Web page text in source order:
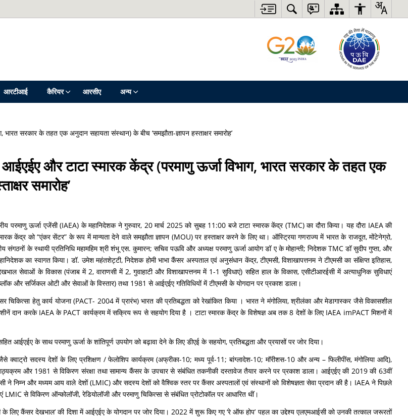
आरटीआई कैरियर आरसीए अन्य
सरकार के तहत एक अनुदान सहायता संस्थान) के बीच ‘समझौता-ज्ञापन हस्ताक्षर समारोह’
और टाटा स्‍मारक केंद्र (परमाणु ऊर्जा विभाग, भारत सरकार के तहत एक
समारोह’
परमाणु ऊर्जा एजेंसी (IAEA) के महानिदेशक ने गुरुवार, 20 मार्च 2025 को सुबह 11:00 बजे टाटा स्‍मारक केंद्र (TMC) का दौरा किया। यह दौरा IAEA की
केंद्र को “एंकर सेंटर” के रूप में मान्यता देने वाले समझौता ज्ञापन (MOU) पर हस्ताक्षर करने के लिए था। ऑस्ट्रिया गणराज्य में भारत के राजदूत, मोंटेनेग्रो,
संगठनों के स्थायी प्रतिनिधि महामहिम श्री शंभू एस. कुमारन; सचिव पऊवि और अध्यक्ष परमाणु ऊर्जा आयोग डॉ ए के मोहान्ती; निदेशक TMC डॉ सुदीप गुप्ता, और
का स्वागत किया। डॉ. उमेश महंतशेट्टी, निदेशक होमी भाभा कैंसर अस्पताल एवं अनुसंधान केंद्र, टीएमसी, विशाखापत्तनम ने टीएमसी का संक्षिप्त इतिहास,
सेवाओं के विकास (पंजाब में 2, वाराणसी में 2, गुवाहाटी और विशाखापत्तनम में 1-1 सुविधाएं) सहित हाल के विकास, एसीटीआरईसी में अत्याधुनिक सुविधाएं
ब्लॉक और सर्जिकल ओटी और सेवाओं के विस्तार) तथा 1981 से आईएईए गतिविधियों में टीएमसी के योगदान पर प्रकाश डाला।
चिकित्‍सा हेतु कार्य योजना (PACT- 2004 में प्रारंभ) भारत की प्रतिबद्धता को रेखांकित किया । भारत ने मंगोलिया, श्रीलंका और मेडागास्कर जैसे विकासशील
मशीनें दान करके IAEA के PACT कार्यक्रम में सक्रिय रूप से सहयोग दिया है । टाटा स्‍मारक केंद्र के विशेषज्ञ अब तक 8 देशों के लिए IAEA imPACT मिशनों में
आईएईए के साथ परमाणु ऊर्जा के शांतिपूर्ण उपयोग को बढ़ावा देने के लिए डीएई के सहयोग, प्रतिबद्धता और प्रयासों पर जोर दिया।
क्वाट्रो सदस्य देशों के लिए प्रशिक्षण / फेलोशिप कार्यक्रम (अफ्रीका-10; मध्य पूर्व-11; बांग्लादेश-10; मॉरीशस-10 और अन्य – फिलीपींस, मंगोलिया आदि),
और 1981 से विकिरण संरक्षा तथा सामान्य कैंसर के उपचार से संबंधित तकनीकी दस्तावेज तैयार करने पर प्रकाश डाला। आईएईए की 2019 की 63वीं
ने निम्न और मध्यम आय वाले देशों (LMIC) और सदस्य देशों को वैश्विक स्‍तर पर कैंसर अस्‍पतालों एवं संस्‍थानों को विशेषज्ञता सेवा प्रदान की है। IAEA ने पिछले
LMIC से विकिरण ऑन्कोलॉजी, रेडियोलॉजी और परमाणु चिकित्सा से संबंधित प्रोटोकॉल पर आधारित थीं।
लिए कैंसर देखभाल’ की दिशा में आईएईए के योगदान पर जोर दिया। 2022 में शुरू किए गए ‘रे ऑफ होप’ पहल का उद्देश्य एलएमआईसी को उनकी तत्काल जरूरतों